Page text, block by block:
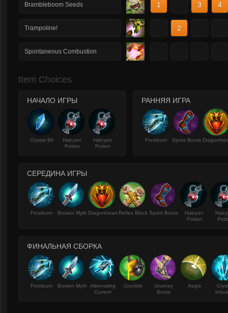
Brambleboom Seeds 1 3 4
Trampoline! 2
Spontaneous Combustion
Item Choices
НАЧАЛО ИГРЫ
Crystal Bit
Halcyon
Potion
Halcyon
Potion
РАННЯЯ ИГРА
Frostburn Sprint Boots
СЕРЕДИНА ИГРЫ
Frostburn Broken Myth Dragonheart Reflex Block Sprint Boots
Halcyon
Potion
ФИНАЛЬНАЯ СБОРКА
Frostburn Broken Myth
Alternating
Current
Crucible
Journey
Boots
Aegis